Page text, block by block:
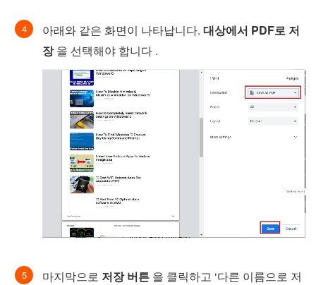
아래와 같은 화면이 나타납니다. 대상에서 PDF로 저
장을 선택해야 합니다 .
마지막으로 저장 버튼 을 클릭하고 ‘다른 이름으로 저